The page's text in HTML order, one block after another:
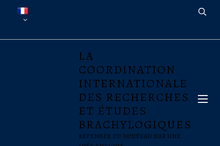
LA
COORDINATION
INTERNATIONALE
DES RECHERCHES
ET ÉTUDES
BRACHYLOGIQUES
REPENSER DU NOUVEAU SUR UNE